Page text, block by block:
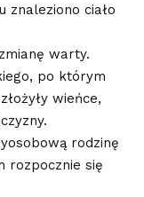
znaleziono ciało
warty.
po którym
wieńce,
rodzinę
rozpocznie się